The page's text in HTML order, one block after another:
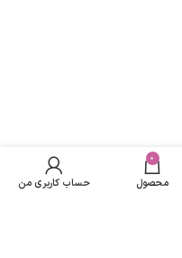
تومان
باشد
0
محصول حساب کاربری من